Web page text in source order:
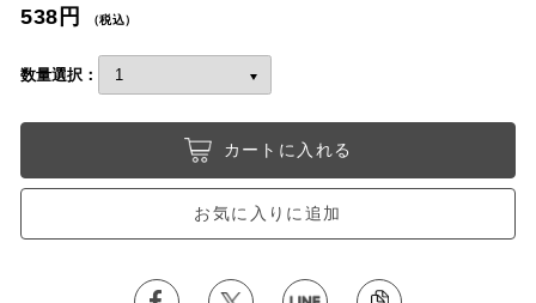
538円 （税込）
数量選択：
カートに入れる
お気に入りに追加